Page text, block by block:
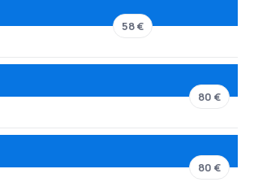
58 €
80 €
80 €